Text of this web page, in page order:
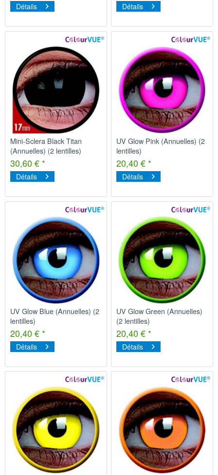
Détails Détails
Mini-Sclera Black Titan
(Annuelles) (2 lentilles)
30,60 € *
Détails
UV Glow Pink (Annuelles) (2
lentilles)
20,40 € *
Détails
UV Glow Blue (Annuelles) (2
lentilles)
20,40 € *
Détails
UV Glow Green (Annuelles)
(2 lentilles)
20,40 € *
Détails